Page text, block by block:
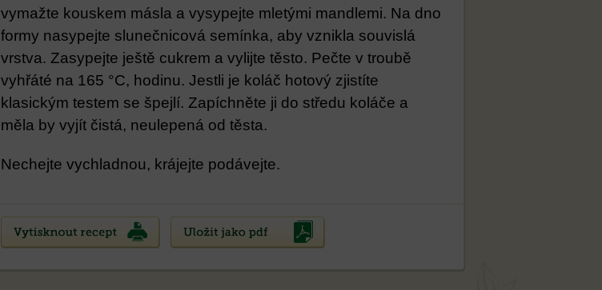
vymažte kouskem másla a vysypejte mletými mandlemi. Na dno
formy nasypejte slunečnicová semínka, aby vznikla souvislá
vrstva. Zasypejte ještě cukrem a vylijte těsto. Pečte v troubě
vyhřáté na 165 °C, hodinu. Jestli je koláč hotový zjistíte
klasickým testem se špejlí. Zapíchněte ji do středu koláče a
měla by vyjít čistá, neulepená od těsta.
Nechejte vychladnou, krájejte podávejte.